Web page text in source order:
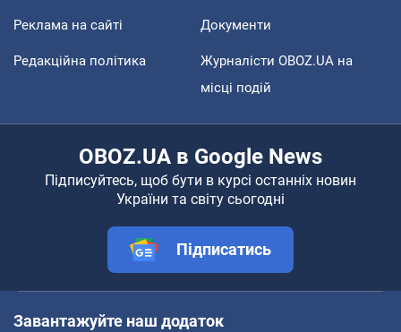
Реклама на сайті Документи
Редакційна політика
Журналісти OBOZ.UA на
місці подій
OBOZ.UA в Google News
Підписуйтесь, щоб бути в курсі останніх новин
України та світу сьогодні
Підписатись
Завантажуйте наш додаток